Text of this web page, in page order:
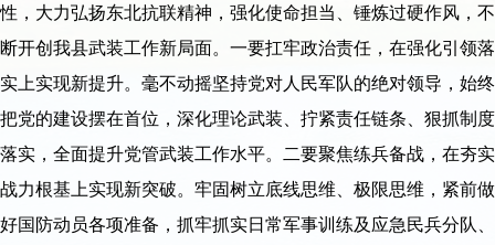
性，大力弘扬东北抗联精神，强化使命担当、锤炼过硬作风，不
断开创我县武装工作新局面。一要扛牢政治责任，在强化引领落
实上实现新提升。毫不动摇坚持党对人民军队的绝对领导，始终
把党的建设摆在首位，深化理论武装、拧紧责任链条、狠抓制度
落实，全面提升党管武装工作水平。二要聚焦练兵备战，在夯实
战力根基上实现新突破。牢固树立底线思维、极限思维，紧前做
好国防动员各项准备，抓牢抓实日常军事训练及应急民兵分队、